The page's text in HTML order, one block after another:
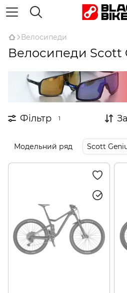
Велосипеди
Велосипеди Scott
Фільтр 1
Модельний ряд Scott